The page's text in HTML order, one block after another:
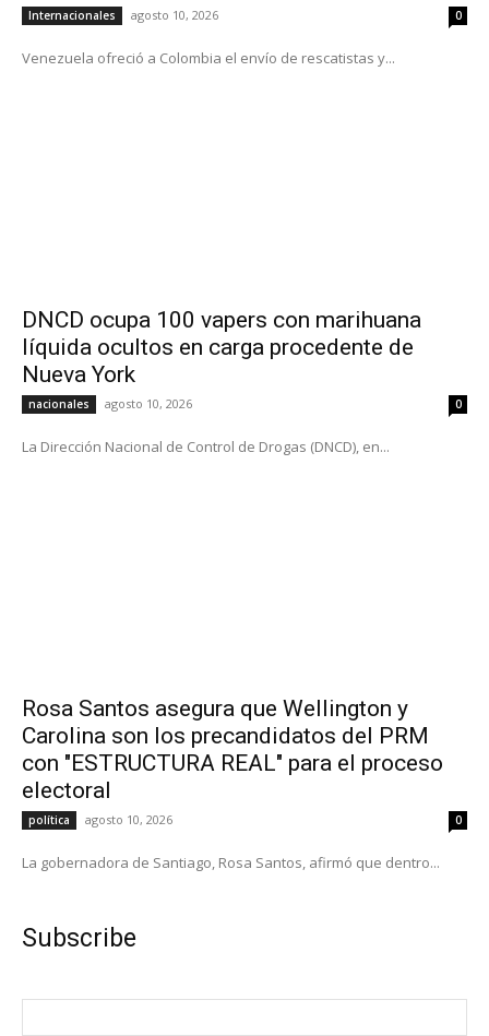
Internacionales agosto 10, 2026 0
Venezuela ofreció a Colombia el envío de rescatistas y...
DNCD ocupa 100 vapers con marihuana
líquida ocultos en carga procedente de
Nueva York
nacionales agosto 10, 2026 0
La Dirección Nacional de Control de Drogas (DNCD), en...
Rosa Santos asegura que Wellington y
Carolina son los precandidatos del PRM
con "ESTRUCTURA REAL" para el proceso
electoral
política agosto 10, 2026 0
La gobernadora de Santiago, Rosa Santos, afirmó que dentro...
Subscribe